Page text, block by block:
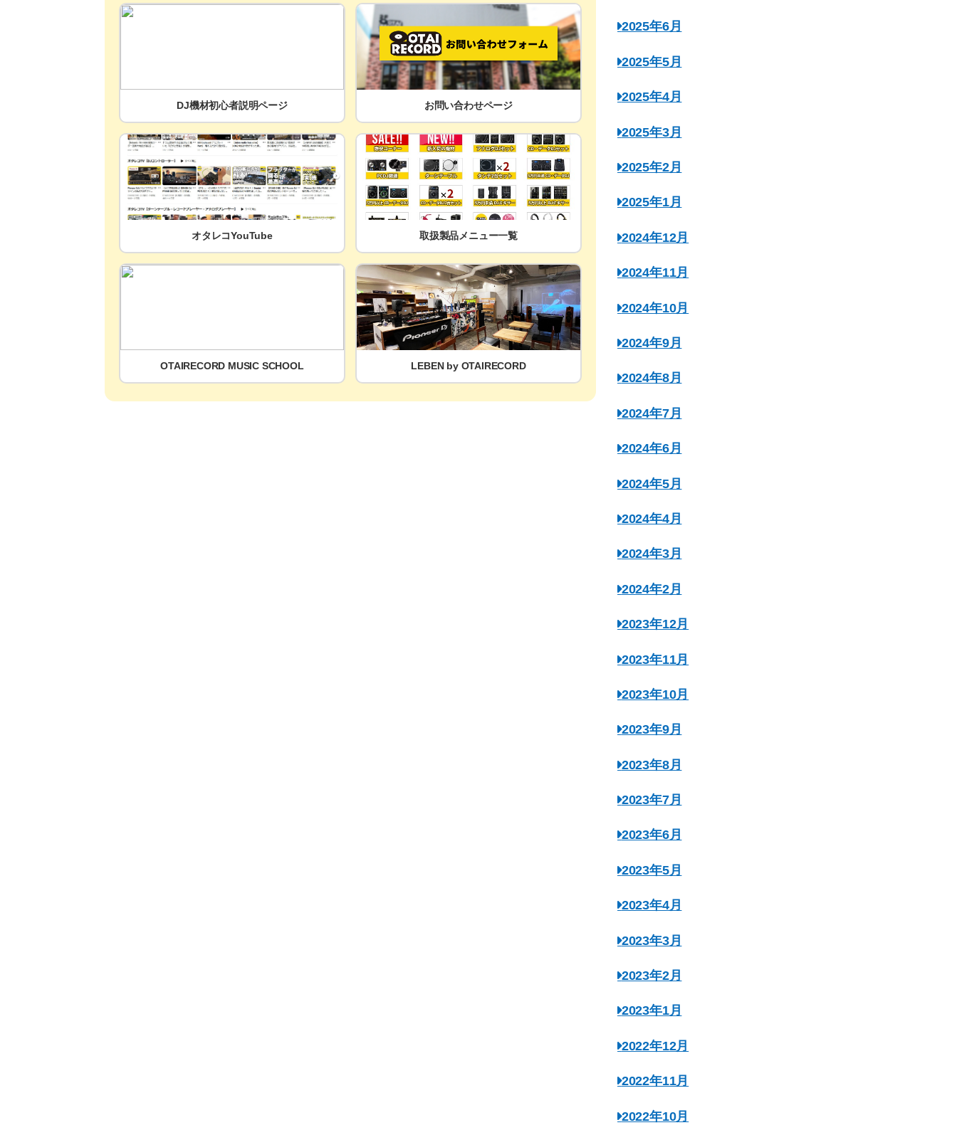
DJ機材初心者説明ページ お問い合わせページ
オタレコYouTube 取扱製品メニュー一覧
OTAIRECORD MUSIC SCHOOL LEBEN by OTAIRECORD
2025年6月
2025年5月
2025年4月
2025年3月
2025年2月
2025年1月
2024年12月
2024年11月
2024年10月
2024年9月
2024年8月
2024年7月
2024年6月
2024年5月
2024年4月
2024年3月
2024年2月
2023年12月
2023年11月
2023年10月
2023年9月
2023年8月
2023年7月
2023年6月
2023年5月
2023年4月
2023年3月
2023年2月
2023年1月
2022年12月
2022年11月
2022年10月